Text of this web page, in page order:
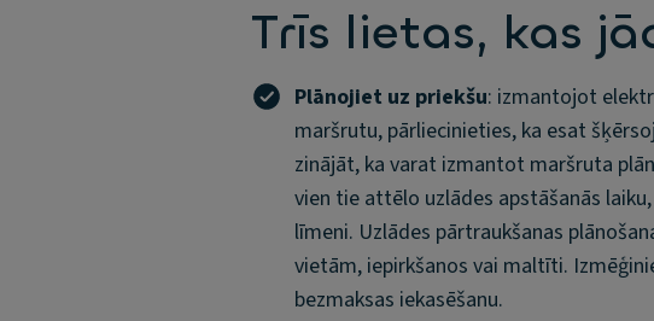
Trīs lietas, kas
Plānojiet uz priekšu: izmantojot
maršrutu, pārliecinieties, ka esat
zinājāt, ka varat izmantot maršruta
vien tie attēlo uzlādes apstāšanās
līmeni. Uzlādes pārtraukšanas
vietām, iepirkšanos vai maltīti.
bezmaksas iekasēšanu.